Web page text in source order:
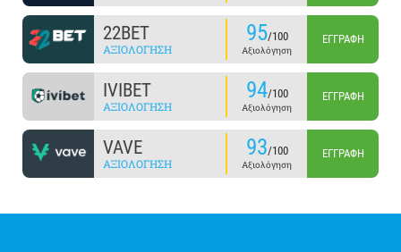
22BET
ΑΞΙΟΛΌΓΗΣΗ
95/100
Αξιολόγηση
ΕΓΓΡΑΦΉ
IVIBET
ΑΞΙΟΛΌΓΗΣΗ
94/100
Αξιολόγηση
ΕΓΓΡΑΦΉ
VAVE
ΑΞΙΟΛΌΓΗΣΗ
93/100
Αξιολόγηση
ΕΓΓΡΑΦΉ